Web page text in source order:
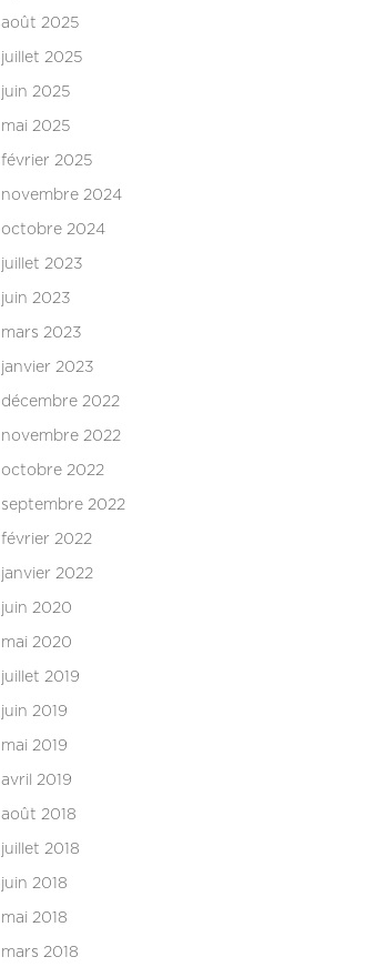
août 2025
juillet 2025
juin 2025
mai 2025
février 2025
novembre 2024
octobre 2024
juillet 2023
juin 2023
mars 2023
janvier 2023
décembre 2022
novembre 2022
octobre 2022
septembre 2022
février 2022
janvier 2022
juin 2020
mai 2020
juillet 2019
juin 2019
mai 2019
avril 2019
août 2018
juillet 2018
juin 2018
mai 2018
mars 2018